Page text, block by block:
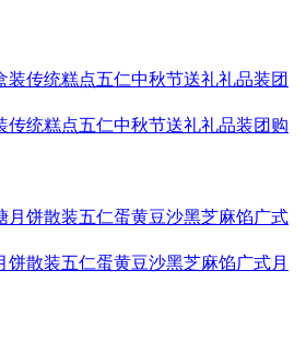
传统糕点五仁中秋节送礼礼品装团购
饼散装五仁蛋黄豆沙黑芝麻馅广式月